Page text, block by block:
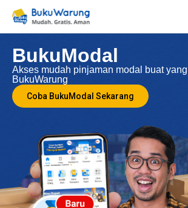
BukuModal
Akses mudah pinjaman modal buat
BukuWarung
Coba BukuModal Sekarang